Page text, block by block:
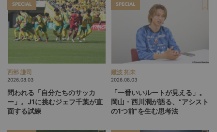
SPECIAL
西部 謙司
2026.08.03
問われる「自分たちのサッカ
ー」。J1に挑むジェフ千葉が直
面する試練
SPECIAL
難波 拓未
2026.08.03
「一番いいルートが見える」。
岡山・西川潤が語る、“アシスト
の1つ前”を生む思考法